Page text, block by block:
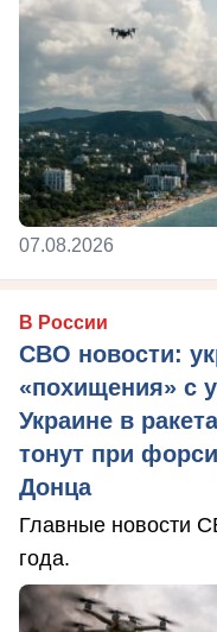
07.08.2026
В России
СВО новости:
«похищения» с
Украине в
тонут при
Донца
Главные новости
года.